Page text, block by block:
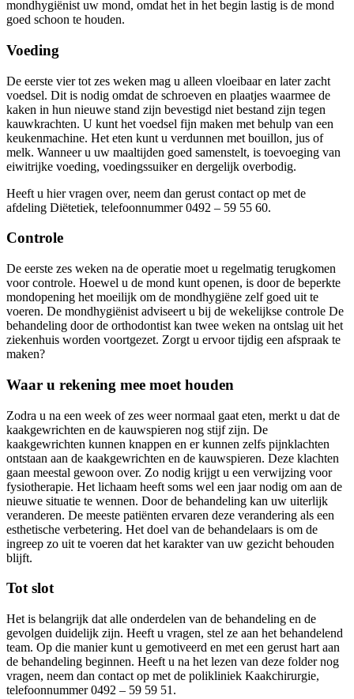
mondhygiënist uw mond, omdat het in het begin lastig is de mond
goed schoon te houden.
Voeding
De eerste vier tot zes weken mag u alleen vloeibaar en later zacht
voedsel. Dit is nodig omdat de schroeven en plaatjes waarmee de
kaken in hun nieuwe stand zijn bevestigd niet bestand zijn tegen
kauwkrachten. U kunt het voedsel fijn maken met behulp van een
keukenmachine. Het eten kunt u verdunnen met bouillon, jus of
melk. Wanneer u uw maaltijden goed samenstelt, is toevoeging van
eiwitrijke voeding, voedingssuiker en dergelijk overbodig.
Heeft u hier vragen over, neem dan gerust contact op met de
afdeling Diëtetiek, telefoonnummer 0492 – 59 55 60.
Controle
De eerste zes weken na de operatie moet u regelmatig terugkomen
voor controle. Hoewel u de mond kunt openen, is door de beperkte
mondopening het moeilijk om de mondhygiëne zelf goed uit te
voeren. De mondhygiënist adviseert u bij de wekelijkse controle De
behandeling door de orthodontist kan twee weken na ontslag uit het
ziekenhuis worden voortgezet. Zorgt u ervoor tijdig een afspraak te
maken?
Waar u rekening mee moet houden
Zodra u na een week of zes weer normaal gaat eten, merkt u dat de
kaakgewrichten en de kauwspieren nog stijf zijn. De
kaakgewrichten kunnen knappen en er kunnen zelfs pijnklachten
ontstaan aan de kaakgewrichten en de kauwspieren. Deze klachten
gaan meestal gewoon over. Zo nodig krijgt u een verwijzing voor
fysiotherapie. Het lichaam heeft soms wel een jaar nodig om aan de
nieuwe situatie te wennen. Door de behandeling kan uw uiterlijk
veranderen. De meeste patiënten ervaren deze verandering als een
esthetische verbetering. Het doel van de behandelaars is om de
ingreep zo uit te voeren dat het karakter van uw gezicht behouden
blijft.
Tot slot
Het is belangrijk dat alle onderdelen van de behandeling en de
gevolgen duidelijk zijn. Heeft u vragen, stel ze aan het behandelend
team. Op die manier kunt u gemotiveerd en met een gerust hart aan
de behandeling beginnen. Heeft u na het lezen van deze folder nog
vragen, neem dan contact op met de polikliniek Kaakchirurgie,
telefoonnummer 0492 – 59 59 51.